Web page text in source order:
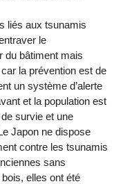
liés aux tsunamis
le
du bâtiment mais
la prévention est de
un système d’alerte
et la population est
survie et une
Japon ne dispose
contre les tsunamis
sans
elles ont été